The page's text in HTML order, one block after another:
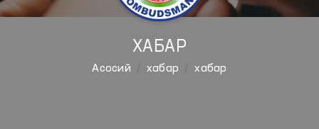
ХАБАР
Aсосий хабар хабар